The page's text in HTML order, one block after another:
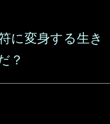
に変身する生き
？